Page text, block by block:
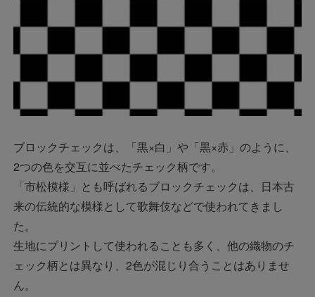
ブロックチェックは、「黒×白」や「黒×赤」のように、
2つの色を交互に並べたチェック柄です。
「市松模様」とも呼ばれるブロックチェックは、日本古
来の伝統的な模様として歌舞伎などで使われてきまし
た。
生地にプリントして使われることも多く、他の織物のチ
ェック柄とは異なり、2色が混じり合うことはありませ
ん。